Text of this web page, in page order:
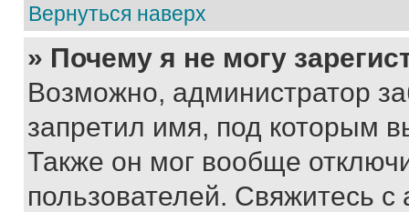
Вернуться наверх
» Почему я не могу
Возможно, администратор
запретил имя, под которым
Также он мог вообще
пользователей. Свяжитесь